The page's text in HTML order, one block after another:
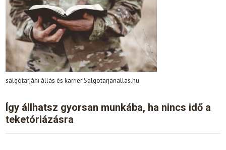
salgótarjáni állás és karrier Salgotarjanallas.hu
Így állhatsz gyorsan munkába, ha nincs idő a
teketóriázásra